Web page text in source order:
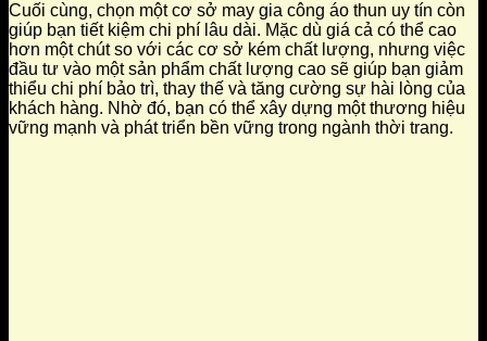
Cuối cùng, chọn một cơ sở may gia công áo thun uy tín còn
giúp bạn tiết kiệm chi phí lâu dài. Mặc dù giá cả có thể cao
hơn một chút so với các cơ sở kém chất lượng, nhưng việc
đầu tư vào một sản phẩm chất lượng cao sẽ giúp bạn giảm
thiểu chi phí bảo trì, thay thế và tăng cường sự hài lòng của
khách hàng. Nhờ đó, bạn có thể xây dựng một thương hiệu
vững mạnh và phát triển bền vững trong ngành thời trang.